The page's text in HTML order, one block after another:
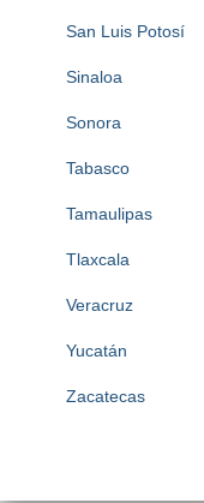
San Luis Potosí
Sinaloa
Sonora
Tabasco
Tamaulipas
Tlaxcala
Veracruz
Yucatán
Zacatecas